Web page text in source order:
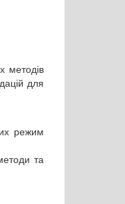
методів
для
режим
та